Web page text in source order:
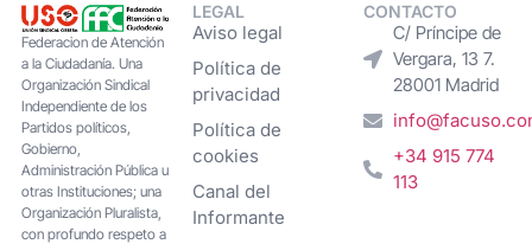
Federacion de Atención
a la Ciudadanía. Una
Organización Sindical
Independiente de los
Partidos políticos,
Gobierno,
Administración Pública u
otras Instituciones; una
Organización Pluralista,
con profundo respeto a
LEGAL
Aviso legal
Política de
privacidad
Política de
cookies
Canal del
Informante
CONTACTO
C/ Príncipe de
Vergara, 13 7.
28001 Madrid
+34 915 774
113